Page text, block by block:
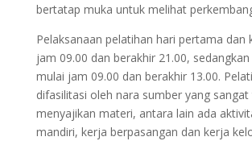
bertatap muka untuk melihat
Pelaksanaan pelatihan hari pertama dan
jam 09.00 dan berakhir 21.00,
mulai jam 09.00 dan berakhir 13.00.
difasilitasi oleh nara sumber yang
menyajikan materi, antara lain ada
mandiri, kerja berpasangan dan kerja